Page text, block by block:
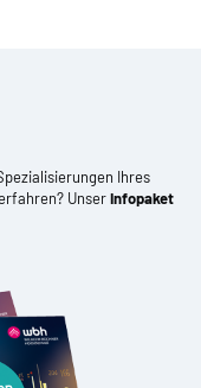
Ihres
UnserInfopaket